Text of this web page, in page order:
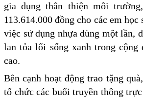
gia dụng thân thiện môi
113.614.000 đồng cho các em học
việc sử dụng nhựa dùng một lần,
lan tỏa lối sống xanh trong cộng
cao.
Bên cạnh hoạt động trao tặng
tổ chức các buổi truyền thông